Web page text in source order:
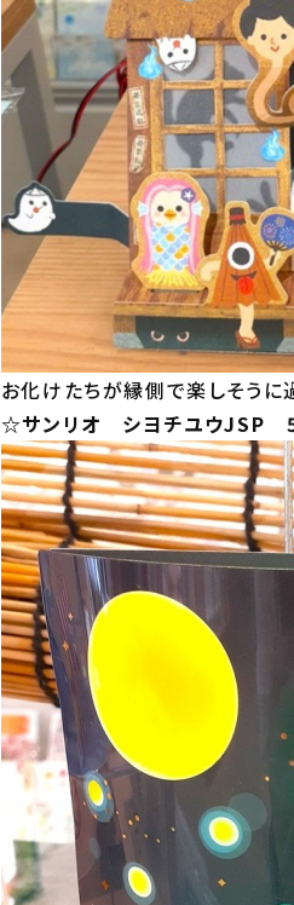
お化けたちが縁側で楽しそうに
☆サンリオ シヨチユウ